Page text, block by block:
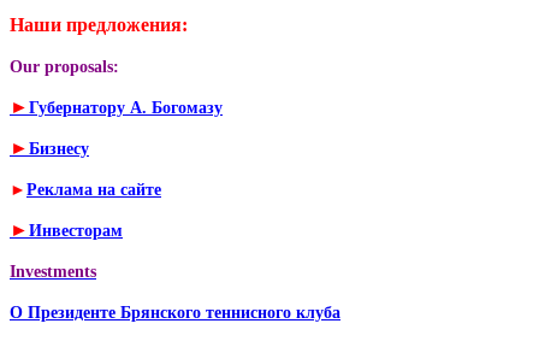
Наши предложения:
Our proposals:
► Губернатору А. Богомазу
► Бизнесу
► Реклама на сайте
► Инвесторам
Investments
О Президенте Брянского теннисного клуба